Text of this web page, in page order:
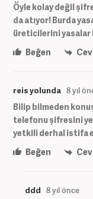
Öyle kolay değil
da atıyor! Burda
üreticilerini yasalar
Beğen
reis yolunda 8 yıl
Bilip bilmeden
telefonu şifresini
yetkili derhal istifa
Beğen
ddd 8 yıl önce